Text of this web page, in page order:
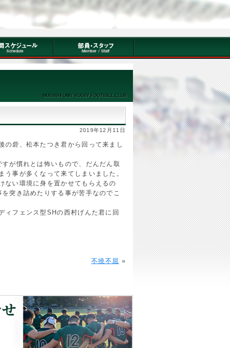
2019年12月11日
の砦、松本たつき君から回って来まし
が慣れとは怖いもので、だんだん取
事が多くなって来てしまいました。
ない環境に身を置かせてもらえるの
突き詰めたりする事が苦手なのでこ
ィフェンス型SHの西村げんた君に回
不撓不屈 »